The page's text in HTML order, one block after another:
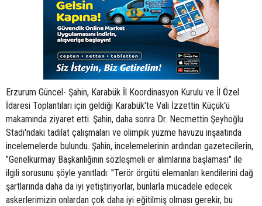
Erzurum Güncel- Şahin, Karabük İl Koordinasyon Kurulu ve İl Özel
İdaresi Toplantıları için geldiği Karabük'te Vali İzzettin Küçük'ü
makamında ziyaret etti. Şahin, daha sonra Dr. Necmettin Şeyhoğlu
Stadı'ndaki tadilat çalışmaları ve olimpik yüzme havuzu inşaatında
incelemelerde bulundu. Şahin, incelemelerinin ardından gazetecilerin,
"Genelkurmay Başkanlığının sözleşmeli er alımlarına başlaması" ile
ilgili sorusunu şöyle yanıtladı: "Terör örgütü elemanları kendilerini dağ
şartlarında daha da iyi yetiştiriyorlar, bunlarla mücadele edecek
askerlerimizin onlardan çok daha iyi eğitilmiş olması gerekir, bu